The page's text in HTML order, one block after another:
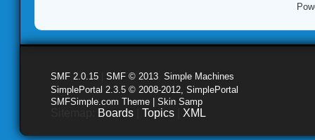
SMF 2.0.15 SMF © 2013 Simple Machines
SimplePortal 2.3.5 © 2008-2012, SimplePortal
SMFSimple.com Theme | Skin Samp
Boards Topics XML